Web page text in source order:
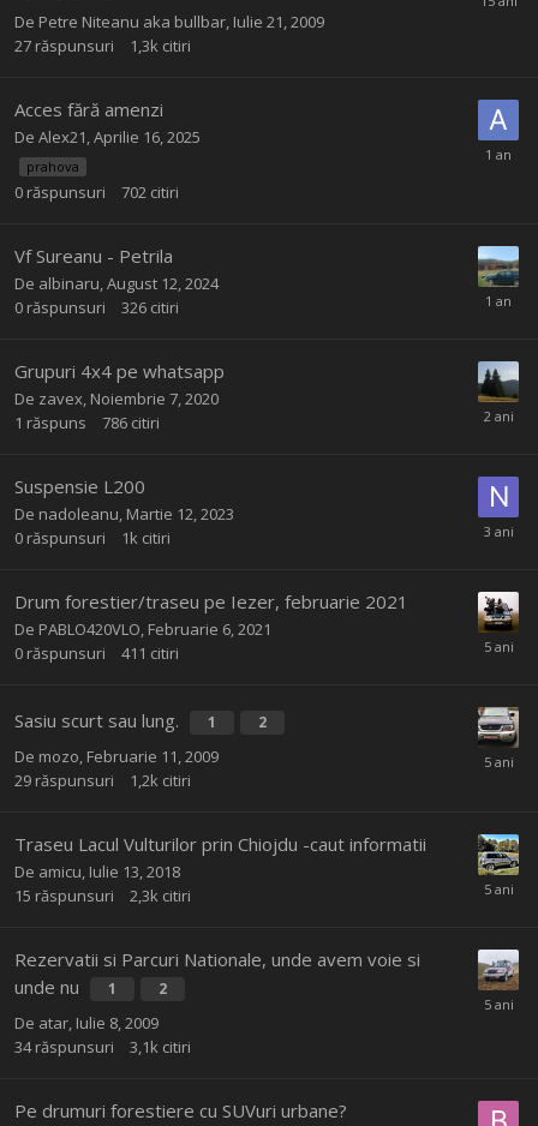
De Petre Niteanu aka bullbar, Iulie 21, 2009
27 răspunsuri 1,3k citiri
Acces fără amenzi
De Alex21,Aprilie 16, 2025
prahova
0 răspunsuri 702 citiri
Vf Sureanu - Petrila
De albinaru,August 12, 2024
0 răspunsuri 326 citiri
Grupuri 4x4 pe whatsapp
De zavex, Noiembrie 7, 2020
1 răspuns 786 citiri
Suspensie L200
De nadoleanu, Martie 12, 2023
0 răspunsuri 1k citiri
Drum forestier/traseu pe Iezer, februarie 2021
De PABLO420VLO, Februarie 6, 2021
0 răspunsuri 411 citiri
Sasiu scurt sau lung. 1 2
De mozo, Februarie 11, 2009
29 răspunsuri 1,2k citiri
Traseu Lacul Vulturilor prin Chiojdu -caut informatii
De amicu, Iulie 13, 2018
15 răspunsuri 2,3k citiri
Rezervatii si Parcuri Nationale, unde avem voie si
unde nu
1 2
De atar, Iulie 8, 2009
34 răspunsuri 3,1k citiri
Pe drumuri forestiere cu SUVuri urbane?